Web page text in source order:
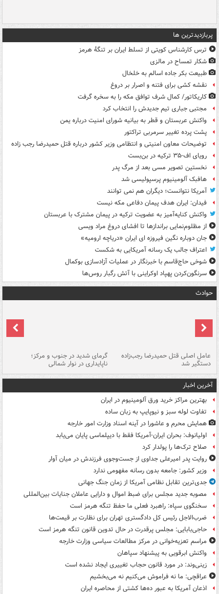
پربازدیدترین ها
ترس کارشناس کویتی از تسلط ایران بر تنگۀ هرمز
شکار تمساح در مالزی
طبیعت بکر جاده اسالم به خلخال
نقشه کشی برای فتنه و اصرار بر دروغ
کاریکاتور/ کمال شرف توافق مکه را به سخره گرفت
مجتبی جباری تیم جدیدش را انتخاب کرد
واکنش عربستان و قطر به بیانیه شورای امنیت درباره یمن
پشت پرده تغییر سرمربی تراکتور
توضیحات معاون امنیتی و انتظامی وزیر کشور درباره قتل حمیدرضا رجب زاده
رویای اف-۳۵ ترکیه در بن‌بست
نخستین تصویر مسی بعد از مرگ پدر
هافبک آلومینیوم پرسپولیسی شد
آمریکا نتوانست؛ دیگران هم نمی توانند
فیدان: ایران هدف پیمان دفاعی مکه نیست
واکنش کنایه‌آمیز به عضویت ترکیه در پیمان مشترک با عربستان
از مظلوم‌نمایی براندازها تا افشای دروغ مراد ویسی
جان دوباره نگین فیروزه ای ایران «دریاچه ارومیه»
اعتراف جالب یک رسانه آمریکایی به شکست
شوخی حاج‌قاسم با خبرنگار در عملیات آزادسازی بوکمال
سرنگون‌کردن پهپاد اوکراینی با آتش رگبار روس‌ها
حوادث
عامل اصلی قتل حمیدرضا رجب‌زاده
دستگیر شد
گرمای شدید در جنوب و مرکز؛
ناپایداری در نوار شمالی
آخرین اخبار
بهترین مراکز خرید ورق آلومینیوم در ایران
تفاوت لوله سبز و نیوپایپ به زبان ساده
همایش محرم و عاشورا در آینه اسناد وزارت امور خارجه
اولیانوف: بحران ایران-آمریکا فقط با دیپلماسی پایان می‌یابد
صلاح ترک‌ها را پولدار کرد
روایت پدر امیرعلی جداوی از جست‌وجوی فرزندش در میان آوار
وزیر کشور: جامعه بدون رسانه مفهومی ندارد
جدی‌ترین تقابل نظامی آمریکا از زمان جنگ جهانی
مصوبه جدید مجلس برای ضبط اموال و دارایی عاملان جنایات بین‌المللی
سخنگوی سپاه: راهبرد فعلی ما حفظ تنگه هرمز است
ضرب‌الاجل رئیس کل دادگستری تهران برای نظارت بر قیمت‌ها
حاجی‌بابایی: مجلس پرقدرت در حال تدوین قانون تنگه هرمز است
مراسم تعزیه‌خوانی در مرکز مطالعات سیاسی وزارت خارجه
واکنش ابرقویی به پیشنهاد سپاهان
زینی‌وند: در مورد قانون حجاب تغییری ایجاد نشده است
عراقچی: ما نه فراموش می‌کنیم نه می‌بخشیم
اذعان آمریکا به عبور ده‌ها کشتی از محاصره ایران